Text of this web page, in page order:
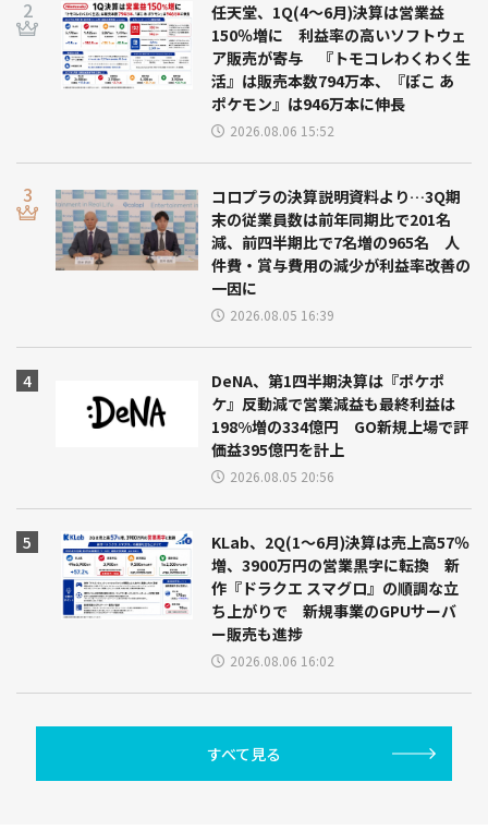
任天堂、1Q(4～6月)決算は営業益
150％増に 利益率の高いソフトウェ
ア販売が寄与 『トモコレわくわく生
活』は販売本数794万本、『ぽこ あ
ポケモン』は946万本に伸長
2026.08.06 15:52
コロプラの決算説明資料より…3Q期
末の従業員数は前年同期比で201名
減、前四半期比で7名増の965名 人
件費・賞与費用の減少が利益率改善の
一因に
2026.08.05 16:39
DeNA、第1四半期決算は『ポケポ
ケ』反動減で営業減益も最終利益は
198%増の334億円 GO新規上場で評
価益395億円を計上
2026.08.05 20:56
KLab、2Q(1～6月)決算は売上高57％
増、3900万円の営業黒字に転換 新
作『ドラクエ スマグロ』の順調な立
ち上がりで 新規事業のGPUサーバ
ー販売も進捗
2026.08.06 16:02
すべて見る